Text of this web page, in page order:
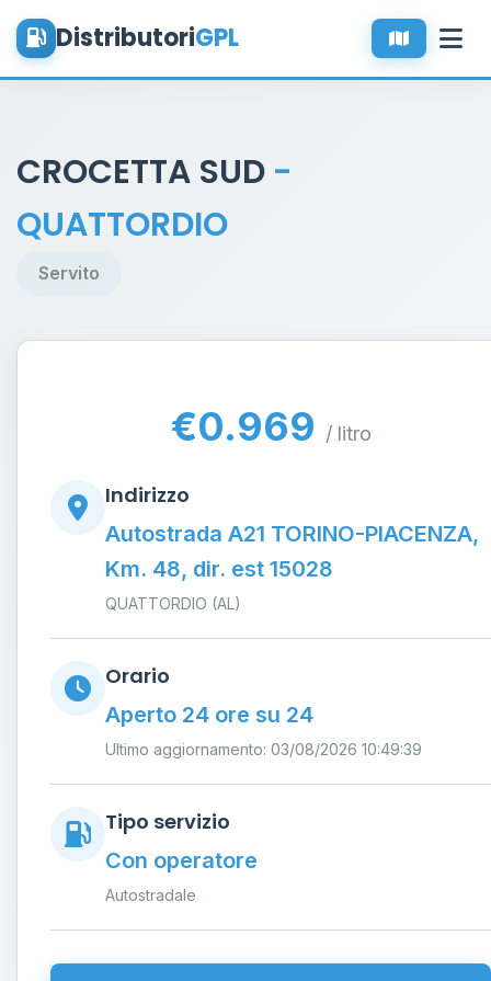
DistributoriGPL
CROCETTA SUD -
QUATTORDIO
Servito
€0.969 / litro
Indirizzo
Autostrada A21 TORINO-PIACENZA,
Km. 48, dir. est 15028
QUATTORDIO (AL)
Orario
Aperto 24 ore su 24
Ultimo aggiornamento: 03/08/2026 10:49:39
Tipo servizio
Con operatore
Autostradale